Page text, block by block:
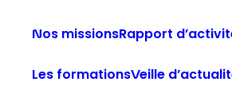
Nos missionsRapport
Les formationsVeille